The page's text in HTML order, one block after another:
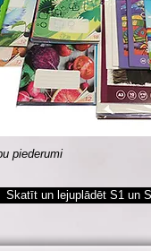
piederumi
Skatīt un lejuplādēt S1 un